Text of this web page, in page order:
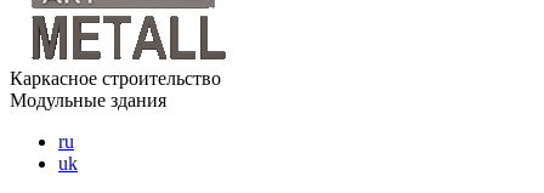
Каркасное строительство
Модульные здания
ru
uk